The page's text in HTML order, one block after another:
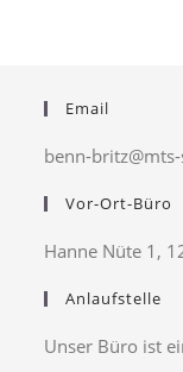
Email
benn-
Vor-Ort-Büro
Hanne Nüte 1,
Anlaufstelle
Unser Büro ist